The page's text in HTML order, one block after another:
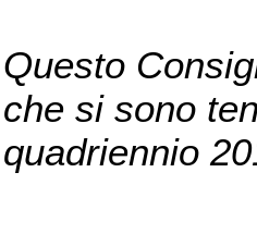
Questo
che si sono
quadriennio